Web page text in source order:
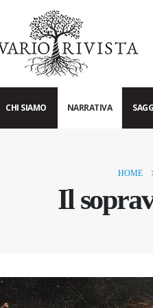
CHI SIAMO NARRATIVA
HOME
Il